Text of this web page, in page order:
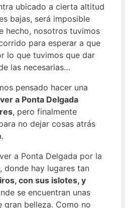
ubicado a cierta altitud
bajas, será imposible
hecho, nosotros tuvimos
para esperar a que
lo que tuvimos que dar
las necesarias…
pensado hacer una
a Ponta Delgada
, pero finalmente
no dejar cosas atrás
a Ponta Delgada por la
donde hay lugares tan
con sus islotes, y
se encuentran unas
gran belleza. Como no